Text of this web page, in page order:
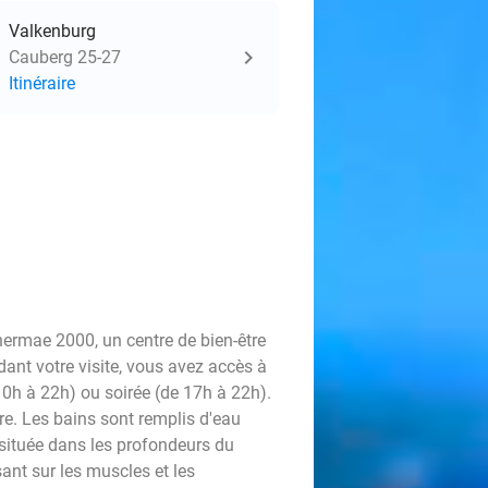
Valkenburg
Cauberg 25-27
Itinéraire
2000, un centre de bien-être
votre visite, vous avez accès à
à 22h) ou soirée (de 17h à 22h).
Les bains sont remplis d'eau
dans les profondeurs du
sur les muscles et les